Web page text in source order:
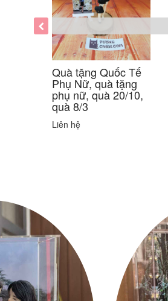
Quà tặng Quốc Tế
Phụ Nữ, quà tặng
phụ nữ, quà 20/10,
quà 8/3
Liên hệ